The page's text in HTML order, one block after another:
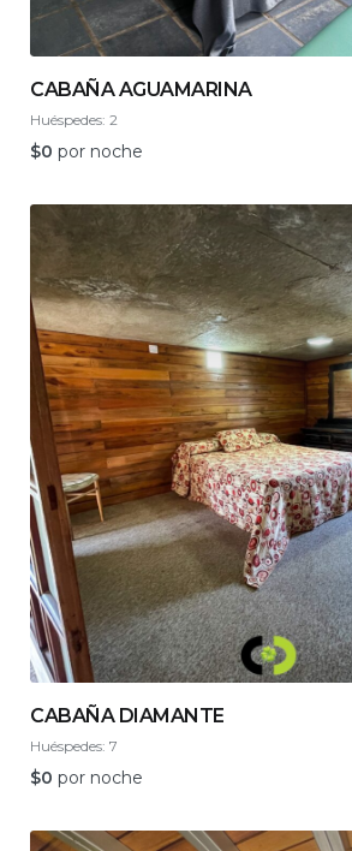
CABAÑA AGUAMARINA
Huéspedes: 2
$0 por noche
CABAÑA DIAMANTE
Huéspedes: 7
$0 por noche